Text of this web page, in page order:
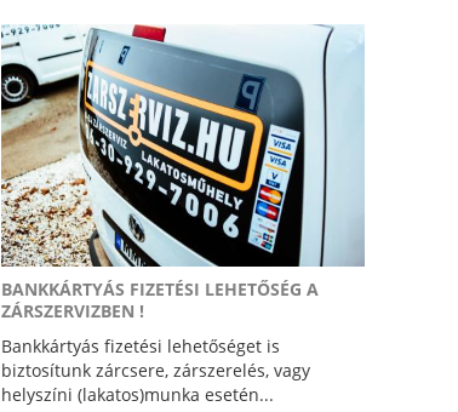
BANKKÁRTYÁS FIZETÉSI LEHETŐSÉG A
ZÁRSZERVIZBEN !
Bankkártyás fizetési lehetőséget is
biztosítunk zárcsere, zárszerelés, vagy
helyszíni (lakatos)munka esetén...